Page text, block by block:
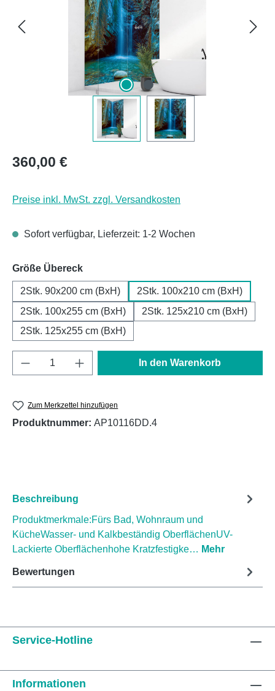
Regulärer Preis:
360,00 €
Preise inkl. MwSt. zzgl. Versandkosten
Sofort verfügbar, Lieferzeit: 1-2 Wochen
Größe Übereckauswählen
2Stk. 90x200 cm (BxH)
2Stk. 100x210 cm (BxH)
2Stk. 100x255 cm (BxH)
2Stk. 125x210 cm (BxH)
2Stk. 125x255 cm (BxH)
Produkt Anzahl: Gib den gewünschten
In den Warenkorb
Zum Merkzettel hinzufügen
Produktnummer: AP10116DD.4
Beschreibung
Produktmerkmale:Fürs Bad, Wohnraum und
KücheWasser- und Kalkbeständig OberflächenUV-
Lackierte Oberflächenhohe Kratzfestigke… Mehr
Bewertungen
Service-Hotline
Informationen